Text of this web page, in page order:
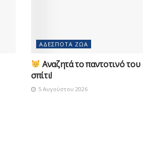
ΑΔΈΣΠΟΤΑ ΖΏΑ
Αναζητά το παντοτινό του
σπίτι!
5 Αυγούστου 2026